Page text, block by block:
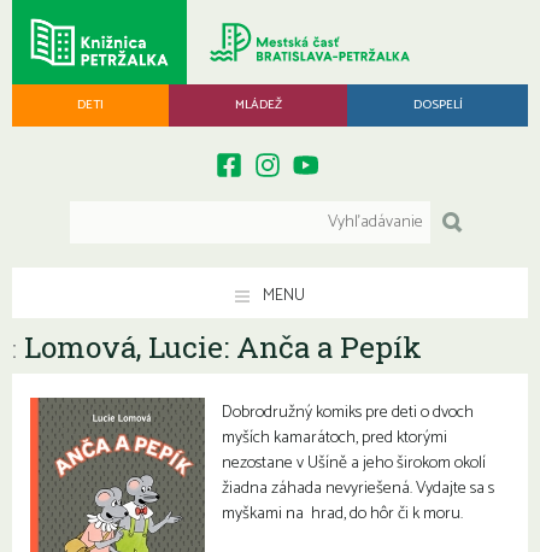
DETI MLÁDEŽ DOSPELÍ
MENU
: Lomová, Lucie: Anča a Pepík
Dobrodružný komiks pre deti o dvoch
myších kamarátoch, pred ktorými
nezostane v Ušíně a jeho širokom okolí
žiadna záhada nevyriešená. Vydajte sa s
myškami na hrad, do hôr či k moru.